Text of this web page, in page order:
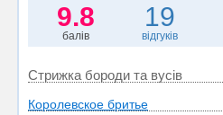
9.8
балів
19
відгуків
Стрижка бороди та вусів
Королевское бритье